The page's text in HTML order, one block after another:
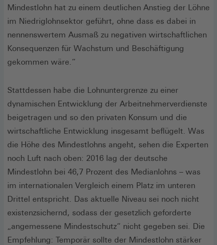
Mindestlohn hat zu einem deutlichen Anstieg der Löhne
im Niedriglohnsektor geführt, ohne dass es dabei in
nennenswertem Ausmaß zu negativen wirtschaftlichen
Konsequenzen für Wachstum und Beschäftigung
gekommen wäre.“
Stattdessen habe die Lohnuntergrenze zu einer
dynamischen Entwicklung der Arbeitnehmerverdienste
beigetragen und so den privaten Konsum und die
wirtschaftliche Entwicklung insgesamt beflügelt. Was
die Höhe des Mindestlohns angeht, sehen die Experten
noch Luft nach oben: 2016 lag der deutsche
Mindestlohn bei 46,7 Prozent des Medianlohns – was
im internationalen Vergleich einem Platz im unteren
Drittel entspricht. Das aktuelle Niveau sei noch nicht
existenzsichernd, sodass der gesetzlich geforderte
„angemessene Mindestschutz“ nicht gegeben sei. Die
Empfehlung: Temporär sollte der Mindestlohn stärker